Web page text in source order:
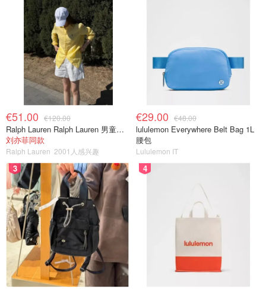
€51.00 €120.00
Ralph Lauren Ralph Lauren 男童亚麻衬衫
刘亦菲同款
Ralph Lauren 2001人感兴趣
€29.00 €48.00
lululemon Everywhere Belt Bag 1L
腰包
Lululemon IT
3 4